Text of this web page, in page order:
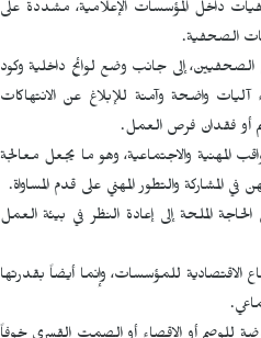
داخل المؤسسات الإعلامية، مشددة على
الصحفية.
إلى جانب وضع لوائح داخلية وكود
واضحة وآمنة للإبلاغ عن الانتهاكات
أو فقدان فرص العمل.
والاجتماعية، وهو ما يجعل معالجة
والتطور المهني على قدم المساواة.
الملحة إلى إعادة النظر في بيئة العمل
الاقتصادية للمؤسسات، وإنما أيضاً بقدرتها